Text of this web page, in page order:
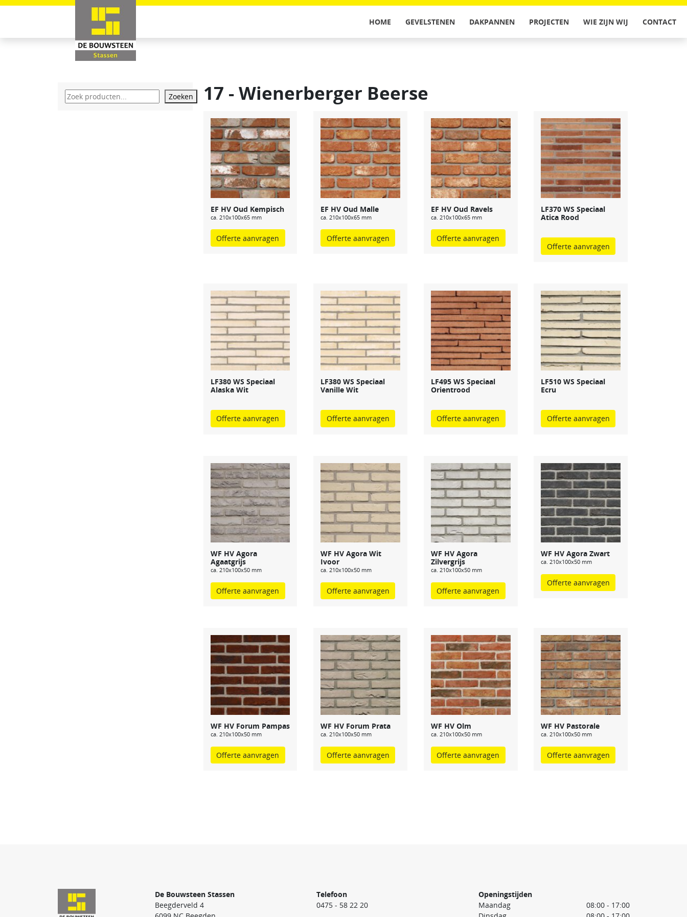
HOME GEVELSTENEN DAKPANNEN PROJECTEN WIE ZIJN WIJ CONTACT
Zoeken 17 - Wienerberger Beerse
EF HV Oud Kempisch
ca. 210x100x65 mm
Offerte aanvragen
EF HV Oud Malle
ca. 210x100x65 mm
Offerte aanvragen
EF HV Oud Ravels
ca. 210x100x65 mm
Offerte aanvragen
LF370 WS Speciaal
Atica Rood
Offerte aanvragen
LF380 WS Speciaal
Alaska Wit
Offerte aanvragen
LF380 WS Speciaal
Vanille Wit
Offerte aanvragen
LF495 WS Speciaal
Orientrood
Offerte aanvragen
LF510 WS Speciaal
Ecru
Offerte aanvragen
WF HV Agora
Agaatgrijs
ca. 210x100x50 mm
Offerte aanvragen
WF HV Agora Wit
Ivoor
ca. 210x100x50 mm
Offerte aanvragen
WF HV Agora
Zilvergrijs
ca. 210x100x50 mm
Offerte aanvragen
WF HV Agora Zwart
ca. 210x100x50 mm
Offerte aanvragen
WF HV Forum Pampas
ca. 210x100x50 mm
Offerte aanvragen
WF HV Forum Prata
ca. 210x100x50 mm
Offerte aanvragen
WF HV Olm
ca. 210x100x50 mm
Offerte aanvragen
WF HV Pastorale
ca. 210x100x50 mm
Offerte aanvragen
De Bouwsteen Stassen
Beegderveld 4
Telefoon
0475 - 58 22 20
Openingstijden
Maandag
08:00 - 17:00